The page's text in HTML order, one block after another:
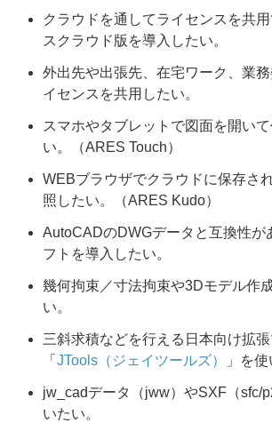
クラウドを通してライセンスを共
スクラウド版を導入したい。
外出先や出張先、在宅ワーク、業
イセンスを共用したい。
スマホやタブレットで図面を開い
い。（ARES Touch）
WEBブラウザでクラウドに保存さ
照したい。（ARES Kudo）
AutoCADのDWGデータと互換性が
フトを導入したい。
幾何拘束／寸法拘束や3Dモデル作
い。
三斜求積などを行える日本向け拡
「 JTools（ジェイツールズ） 」を使
jw_cadデータ（jww）やSXF（sfc/
いたい。